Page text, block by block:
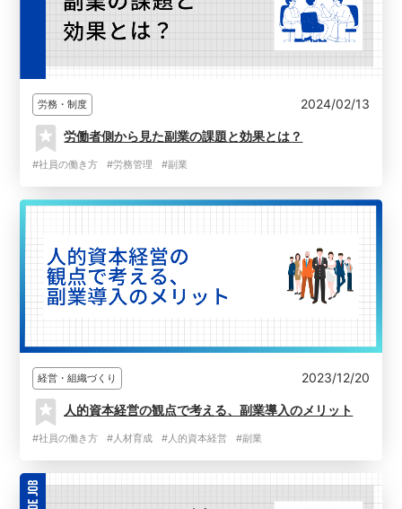
労務・制度 2024/02/13
労働者側から見た副業の課題と効果とは？
#社員の働き方 #労務管理 #副業
経営・組織づくり 2023/12/20
人的資本経営の観点で考える、副業導入のメリット
#社員の働き方 #人材育成 #人的資本経営 #副業